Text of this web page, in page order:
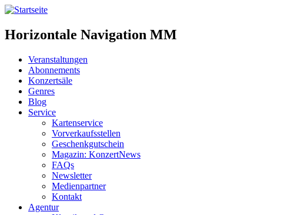
Horizontale Navigation MM
Veranstaltungen
Abonnements
Konzertsäle
Genres
Blog
Service
Kartenservice
Vorverkaufsstellen
Geschenkgutschein
Magazin: KonzertNews
FAQs
Newsletter
Medienpartner
Kontakt
Agentur